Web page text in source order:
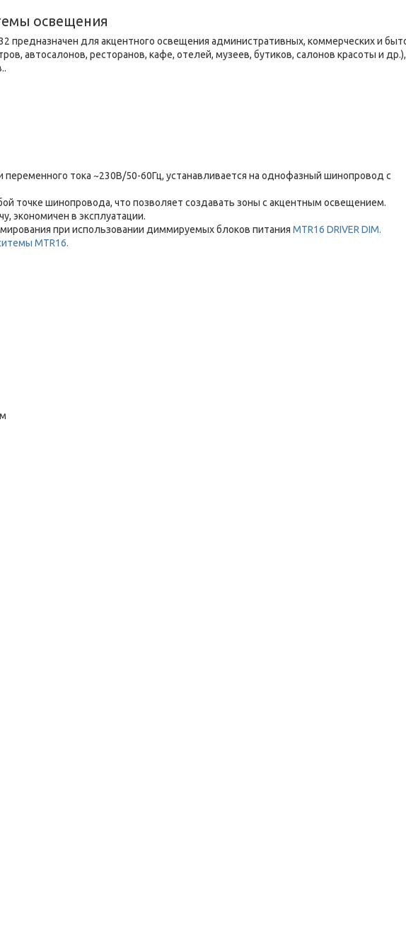
освещения
предназначен для акцентного освещения административных, коммерческих и
автосалонов, ресторанов, кафе, отелей, музеев, бутиков, салонов красоты и
переменного тока ~230В/50-60Гц, устанавливается на однофазный шинопровод c
точке шинопровода, что позволяет создавать зоны с акцентным освещением.
экономичен в эксплуатации.
при использовании диммируемых блоков питания MTR16 DRIVER DIM.
MTR16.